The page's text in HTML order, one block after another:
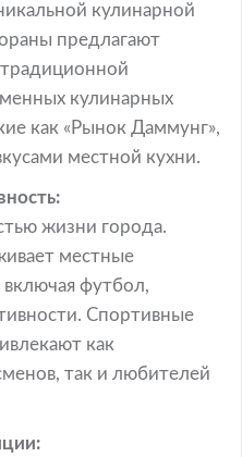
кулинарной
предлагают
кулинарных
как «Рынок Даммунг»,
местной кухни.
жизни города.
местные
футбол,
Спортивные
как
так и любителей